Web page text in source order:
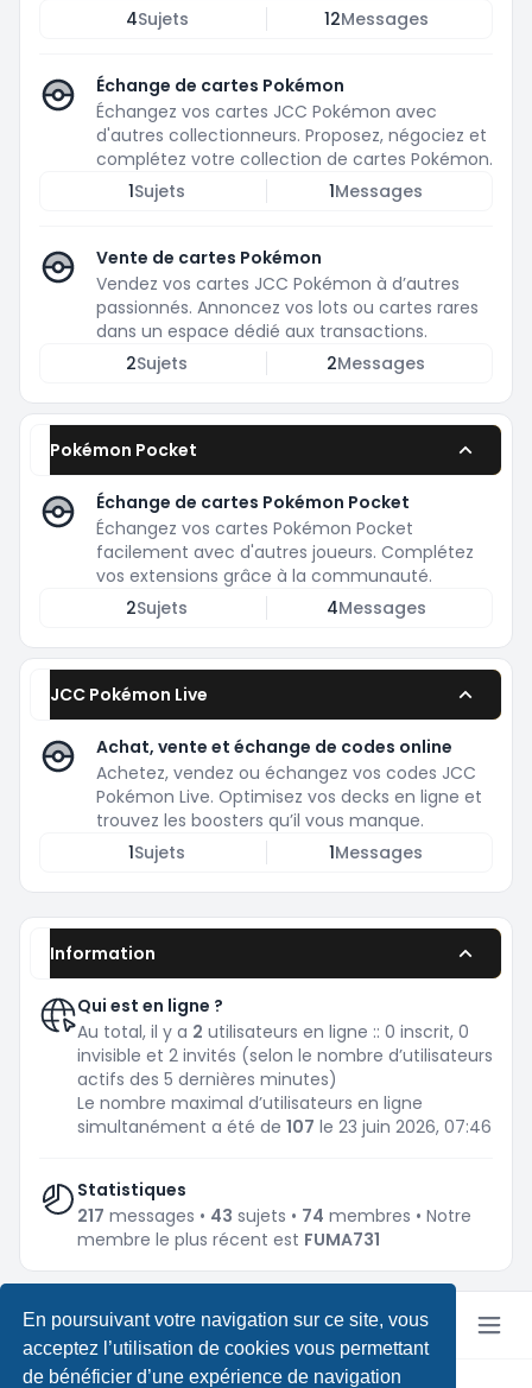
En poursuivant votre navigation sur ce site, vous
acceptez l’utilisation de cookies vous permettant
de bénéficier d’une expérience de navigation
4Sujets 12Messages
Échange de cartes Pokémon
Échangez vos cartes JCC Pokémon avec
d'autres collectionneurs. Proposez, négociez et
complétez votre collection de cartes Pokémon.
1Sujets 1Messages
Vente de cartes Pokémon
Vendez vos cartes JCC Pokémon à d’autres
passionnés. Annoncez vos lots ou cartes rares
dans un espace dédié aux transactions.
2Sujets 2Messages
Pokémon Pocket
Échange de cartes Pokémon Pocket
Échangez vos cartes Pokémon Pocket
facilement avec d'autres joueurs. Complétez
vos extensions grâce à la communauté.
2Sujets 4Messages
JCC Pokémon Live
Achat, vente et échange de codes online
Achetez, vendez ou échangez vos codes JCC
Pokémon Live. Optimisez vos decks en ligne et
trouvez les boosters qu’il vous manque.
1Sujets 1Messages
Information
Qui est en ligne ?
Au total, il y a 2 utilisateurs en ligne :: 0 inscrit, 0
invisible et 2 invités (selon le nombre d’utilisateurs
actifs des 5 dernières minutes)
Le nombre maximal d’utilisateurs en ligne
simultanément a été de 107 le 23 juin 2026, 07:46
Statistiques
217 messages • 43 sujets • 74 membres • Notre
membre le plus récent est FUMA731